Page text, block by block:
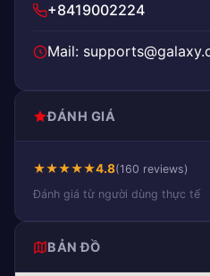
+8419002224
Mail:
ĐÁNH GIÁ
★★★★★4.8(160 reviews)
Đánh giá từ người dùng thực tế
BẢN ĐỒ